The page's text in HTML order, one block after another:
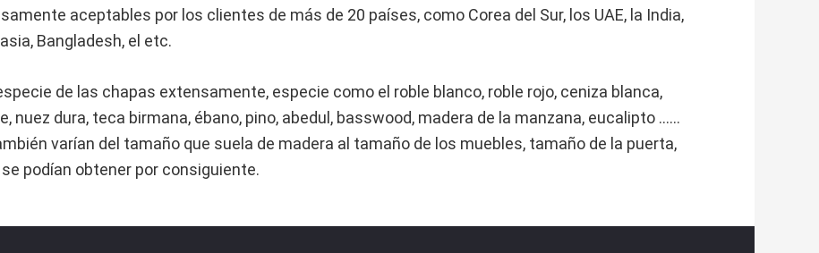
aceptables por los clientes de más de 20 países, como Corea del Sur, los UAE, la India,
Bangladesh, el etc.
de las chapas extensamente, especie como el roble blanco, roble rojo, ceniza blanca,
nuez dura, teca birmana, ébano, pino, abedul, basswood, madera de la manzana, eucalipto ......
varían del tamaño que suela de madera al tamaño de los muebles, tamaño de la puerta,
podían obtener por consiguiente.